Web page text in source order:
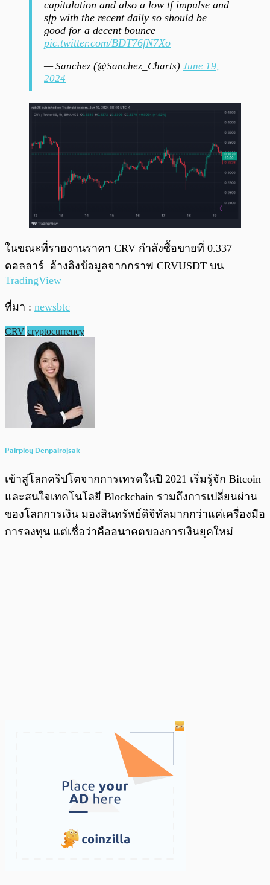
capitulation and also a low tf impulse and
sfp with the recent daily so should be
good for a decent bounce
pic.twitter.com/BDT76fN7Xo
— Sanchez (@Sanchez_Charts) June 19,
2024
ในขณะที่รายงานราคา CRV กำลังซื้อขายที่ 0.337
ดอลลาร์ อ้างอิงข้อมูลจากกราฟ CRVUSDT บน
TradingView
ที่มา : newsbtc
CRV cryptocurrency
Pairploy Denpairojsak
เข้าสู่โลกคริปโตจากการเทรดในปี 2021 เริ่มรู้จัก Bitcoin
และสนใจเทคโนโลยี Blockchain รวมถึงการเปลี่ยนผ่าน
ของโลกการเงิน มองสินทรัพย์ดิจิทัลมากกว่าแค่เครื่องมือ
การลงทุน แต่เชื่อว่าคืออนาคตของการเงินยุคใหม่